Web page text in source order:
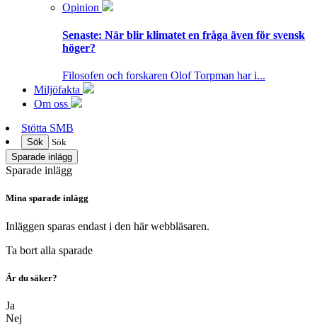
Opinion
Senaste: När blir klimatet en fråga även för svensk
höger?
Filosofen och forskaren Olof Torpman har i...
Miljöfakta
Om oss
Stötta SMB
Sök
Sök
Sparade inlägg
Sparade inlägg
Mina sparade inlägg
Inläggen sparas endast i den här webbläsaren.
Ta bort alla sparade
Är du säker?
Ja
Nej